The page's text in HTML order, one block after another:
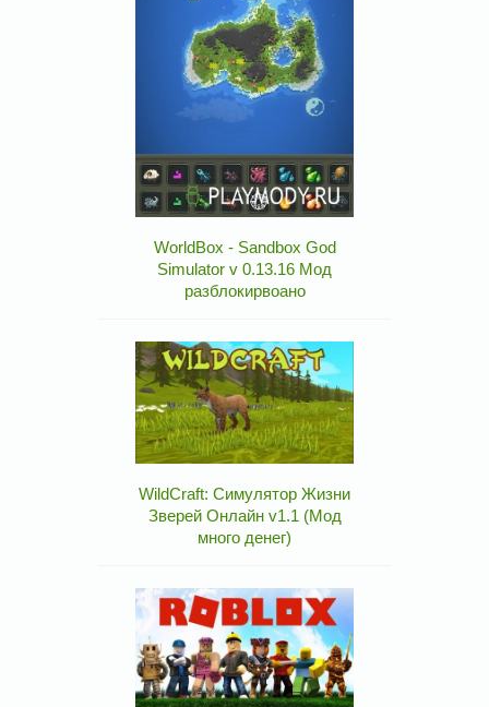
WorldBox - Sandbox God
Simulator v 0.13.16 Мод
разблокирвоано
WildCraft: Симулятор Жизни
Зверей Онлайн v1.1 (Мод
много денег)